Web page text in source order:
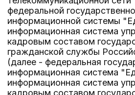
федеральной
информационной системы
информационная система
кадровым составом
гражданской службы
(далее - федеральная
информационная система
информационная система
кадровым составом